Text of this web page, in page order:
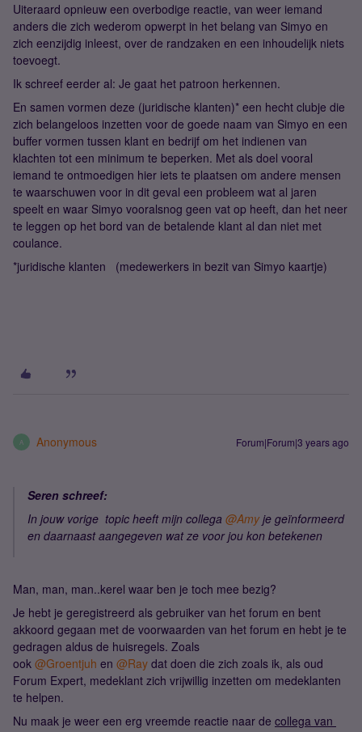
Uiteraard opnieuw een overbodige reactie, van weer iemand
anders die zich wederom opwerpt in het belang van Simyo en
zich eenzijdig inleest, over de randzaken en een inhoudelijk niets
toevoegt.
Ik schreef eerder al: Je gaat het patroon herkennen.
En samen vormen deze (juridische klanten)* een hecht clubje die
zich belangeloos inzetten voor de goede naam van Simyo en een
buffer vormen tussen klant en bedrijf om het indienen van
klachten tot een minimum te beperken. Met als doel vooral
iemand te ontmoedigen hier iets te plaatsen om andere mensen
te waarschuwen voor in dit geval een probleem wat al jaren
speelt en waar Simyo vooralsnog geen vat op heeft, dan het neer
te leggen op het bord van de betalende klant al dan niet met
coulance.
*juridische klanten (medewerkers in bezit van Simyo kaartje)
A Anonymous Forum|Forum|3 years ago
Seren schreef:
In jouw vorige topic heeft mijn collega @Amyje geïnformeerd
en daarnaast aangegeven wat ze voor jou kon betekenen
Man, man, man..kerel waar ben je toch mee bezig?
Je hebt je geregistreerd als gebruiker van het forum en bent
akkoord gegaan met de voorwaarden van het forum en hebt je te
gedragen aldus de huisregels. Zoals
ook @Groentjuh en @Ray dat doen die zich zoals ik, als oud
Forum Expert, medeklant zich vrijwillig inzetten om medeklanten
te helpen.
Nu maak je weer een erg vreemde reactie naar de collega van